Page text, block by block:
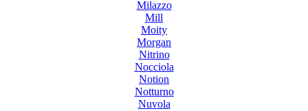
Milazzo
Mill
Moity
Morgan
Nitrino
Nocciola
Notion
Notturno
Nuvola